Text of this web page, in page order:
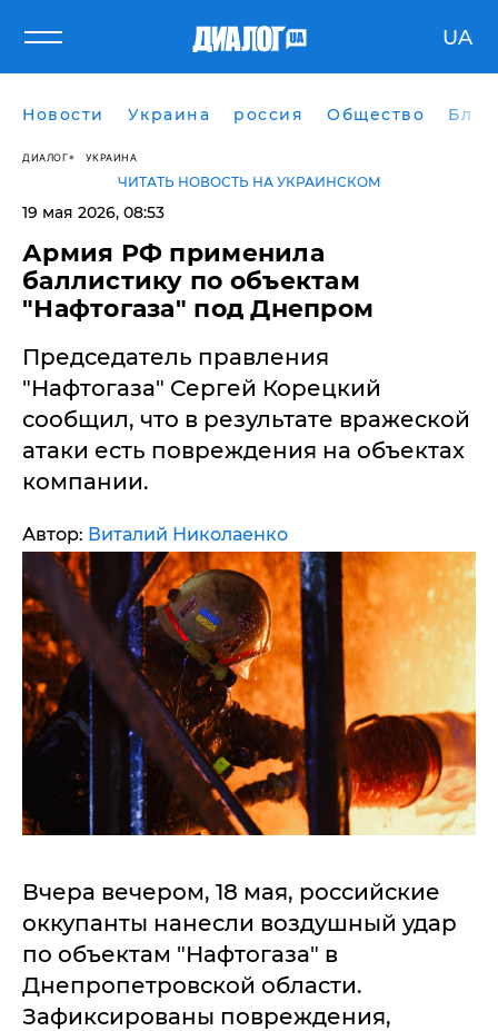
UA
Новости Украина россия Общество
ДИАЛОГ УКРАИНА
ЧИТАТЬ НОВОСТЬ НА УКРАИНСКОМ
19 мая 2026, 08:53
Армия РФ применила
баллистику по объектам
"Нафтогаза" под Днепром
Председатель правления
"Нафтогаза" Сергей Корецкий
сообщил, что в результате вражеской
атаки есть повреждения на объектах
компании.
Автор: Виталий Николаенко
Вчера вечером, 18 мая, российские
оккупанты нанесли воздушный удар
по объектам "Нафтогаза" в
Днепропетровской области.
Зафиксированы повреждения,